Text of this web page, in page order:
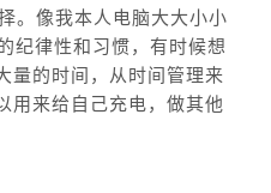
。像我本人电脑大大小小
纪律性和习惯，有时候想
量的时间，从时间管理来
用来给自己充电，做其他